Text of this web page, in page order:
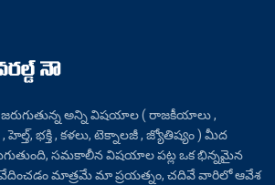
జరుగుతున్న అన్ని విషయాల ( రాజకీయాలు ,
భక్తి , కళలు, టెక్నాలజీ , జ్యోతిష్యం ) మీద
సమకాలీన విషయాల పట్ల ఒక భిన్నమైన
మాత్రమే మా ప్రయత్నం, చదివే వారిలో ఆవేశ